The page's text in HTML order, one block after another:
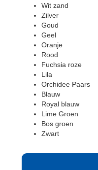
Wit zand
Zilver
Goud
Geel
Oranje
Rood
Fuchsia roze
Lila
Orchidee Paars
Blauw
Royal blauw
Lime Groen
Bos groen
Zwart